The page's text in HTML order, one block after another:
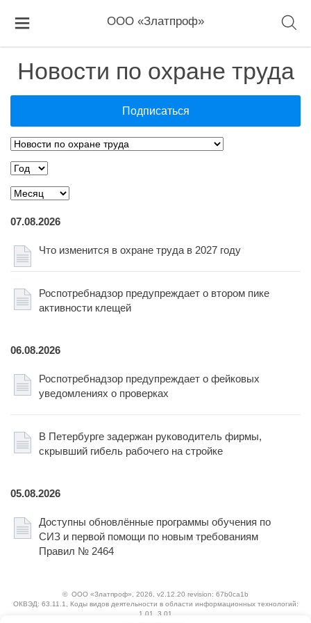
ООО «Златпроф»
Новости по охране труда
Подписаться
07.08.2026
Что изменится в охране труда в 2027 году
Роспотребнадзор предупреждает о втором пике
активности клещей
06.08.2026
Роспотребнадзор предупреждает о фейковых
уведомлениях о проверках
В Петербурге задержан руководитель фирмы,
скрывший гибель рабочего на стройке
05.08.2026
Доступны обновлённые программы обучения по
СИЗ и первой помощи по новым требованиям
Правил № 2464
© ООО «Златпроф» , 2026, v2.12.20 revision: 67b0ca1b
ОКВЭД: 63.11.1, Коды видов деятельности в области информационных технологий:
1.01, 3.01